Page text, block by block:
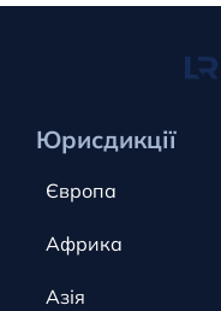
Юрисдикції
Європа
Кіпр
Африка
Канада
Азія